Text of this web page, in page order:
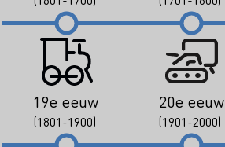
19e eeuw
(1801-1900)
20e eeuw
(1901-2000)